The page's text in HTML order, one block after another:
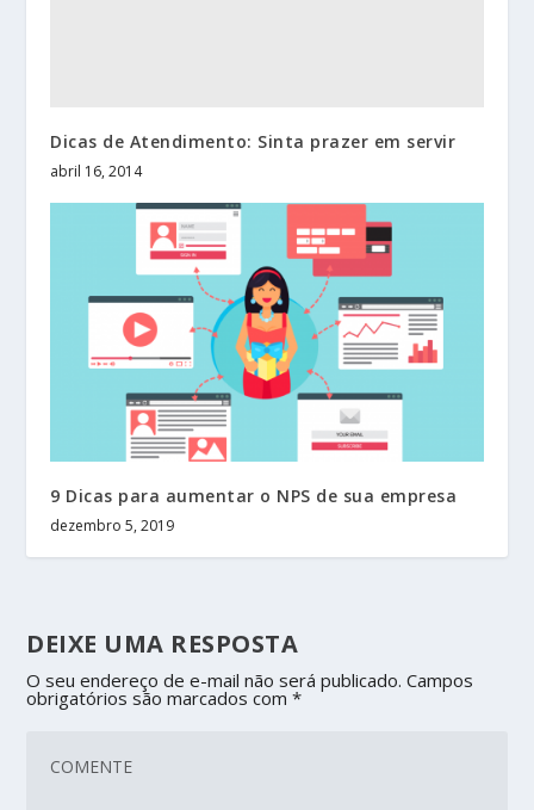
Dicas de Atendimento: Sinta prazer em servir
abril 16, 2014
9 Dicas para aumentar o NPS de sua empresa
dezembro 5, 2019
DEIXE UMA RESPOSTA
O seu endereço de e-mail não será publicado. Campos
obrigatórios são marcados com*